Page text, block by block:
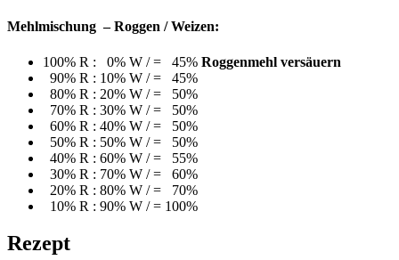
Mehlmischung – Roggen / Weizen:
100% R : 0% W / = 45% Roggenmehl versäuern
90% R : 10% W / = 45%
80% R : 20% W / = 50%
70% R : 30% W / = 50%
60% R : 40% W / = 50%
50% R : 50% W / = 50%
40% R : 60% W / = 55%
30% R : 70% W / = 60%
20% R : 80% W / = 70%
10% R : 90% W / = 100%
Rezept